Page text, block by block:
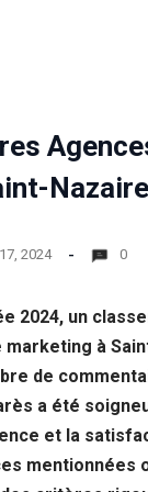
2024 0
2024, un
à
de
a été
et la
mentionnées